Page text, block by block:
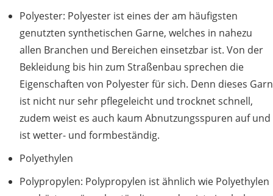
Polyester: Polyester ist eines der am häufigsten
genutzten synthetischen Garne, welches in nahezu
allen Branchen und Bereichen einsetzbar ist. Von der
Bekleidung bis hin zum Straßenbau sprechen die
Eigenschaften von Polyester für sich. Denn dieses Garn
ist nicht nur sehr pflegeleicht und trocknet schnell,
zudem weist es auch kaum Abnutzungsspuren auf und
ist wetter- und formbeständig.
Polyethylen
Polypropylen: Polypropylen ist ähnlich wie Polyethylen